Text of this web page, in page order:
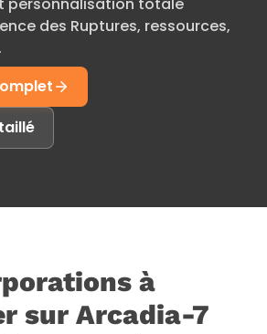
des Ruptures, ressources,
à
sur Arcadia-7